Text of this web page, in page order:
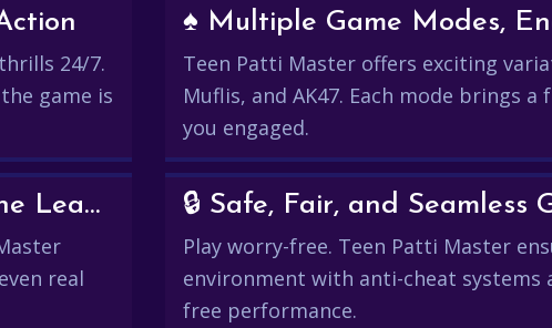
24/7.
game is
♠️ Multiple Game Modes,
Teen Patti Master offers exciting
Muflis, and AK47. Each mode brings
you engaged.
💰 Win Real Rewards and Climb the Leaderboard
real
🔒 Safe, Fair, and Seamless
Play worry-free. Teen Patti Master
environment with anti-cheat systems
free performance.